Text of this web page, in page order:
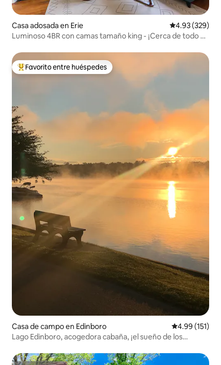
Casa adosada en Erie Calificación
4.93 (329)
Luminoso 4BR con camas tamaño king - ¡Cerca de todo en
Favorito entre huéspedes preferido
Favorito entre huéspedes
Casa de campo en Edinboro Calificación
4.99 (151)
Lago Edinboro, acogedora cabaña, ¡el sueño de los